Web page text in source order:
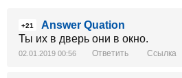
+21
Answer Quation
Ты их в дверь они в окно.
02.01.2019 00:56 Ответить Ссылка